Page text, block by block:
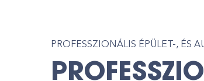
PROFESSZIONÁLIS ÉPÜLET-, ÉS